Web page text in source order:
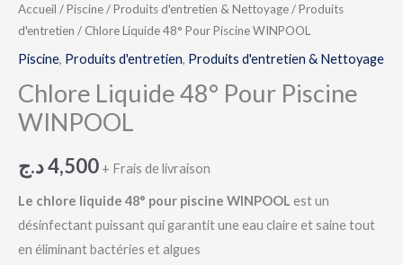
Accueil /Piscine/Produits d'entretien & Nettoyage/Produits
d'entretien / Chlore Liquide 48° Pour Piscine WINPOOL
Piscine, Produits d'entretien, Produits d'entretien & Nettoyage
Chlore Liquide 48° Pour Piscine
WINPOOL
4,500د.ج + Frais de livraison
Le chlore liquide 48° pour piscine WINPOOL est un
désinfectant puissant qui garantit une eau claire et saine tout
en éliminant bactéries et algues